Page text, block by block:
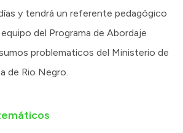
y tendrá un referente pedagógico
del Programa de Abordaje
problematicos del Ministerio de
de Rio Negro.